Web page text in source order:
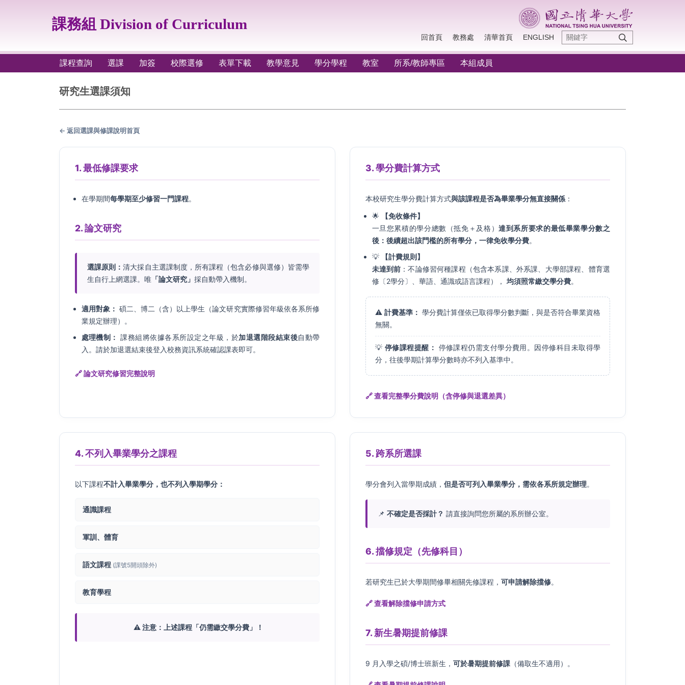
內
區
課務組 Division of Curriculum
回首頁 教務處 清華首頁 ENGLISH
課程查詢 選課 加簽 校際選修 表單下載 教學意見 學分學程 教室 所系/教師專區 本組成員
研究生選課須知
← 返回選課與修課說明首頁
1. 最低修課要求
在學期間每學期至少修習一門課程。
2. 論文研究
選課原則：清大採自主選課制度，所有課程（包含必修與選修）皆需學
生自行上網選課。唯 「論文研究」 採自動帶入機制。
適用對象： 碩二、博二（含）以上學生（論文研究實際修習年級依各系所修
業規定辦理）。
處理機制： 課務組將依據各系所設定之年級，於加退選階段結束後自動帶
入。請於加退選結束後登入校務資訊系統確認課表即可。
🔗 論文研究修習完整說明
3. 學分費計算方式
本校研究生學分費計算方式與該課程是否為畢業學分無直接關係 ：
🌟
【免收條件】
一旦您累積的學分總數（抵免＋及格）達到系所要求的最低畢業學分數之
後：後續超出該門檻的所有學分，一律免收學分費。
💡
【計費規則】
未達到前 ：不論修習何種課程（包含本系課、外系課、大學部課程、體育選
修〔2學分〕、華語、通識或語言課程）， 均須照常繳交學分費。
⚠️ 計費基準： 學分費計算僅依已取得學分數判斷，與是否符合畢業資格
無關。
💡 停修課程提醒： 停修課程仍需支付學分費用。因停修科目未取得學
分，往後學期計算學分數時亦不列入基準中。
🔗 查看完整學分費說明（含停修與退選差異）
4. 不列入畢業學分之課程
以下課程不計入畢業學分，也不列入學期學分：
通識課程
軍訓、體育
語文課程 (課號5開頭除外)
教育學程
⚠️ 注意：上述課程「仍需繳交學分費」！
5. 跨系所選課
學分會列入當學期成績， 但是否可列入畢業學分，需依各系所規定辦理。
📌 不確定是否採計？ 請直接詢問您所屬的系所辦公室。
6. 擋修規定（先修科目）
若研究生已於大學期間修畢相關先修課程， 可申請解除擋修。
🔗 查看解除擋修申請方式
7. 新生暑期提前修課
9 月入學之碩/博士班新生， 可於暑期提前修課 （備取生不適用）。